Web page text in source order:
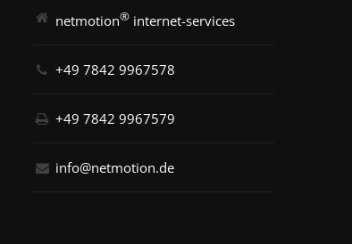
netmotion® internet-services
+49 7842 9967578
+49 7842 9967579
info@netmotion.de